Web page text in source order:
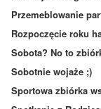
Przemeblowanie
Rozpoczęcie roku
Sobota? No to
Sobotnie wojaże ;)
Sportowa zbiórka